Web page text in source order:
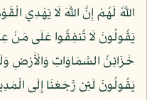
يَقُولُونَ لَا تُنفِقُوا عَلَى مَنْ
يَقُولُونَ لَئِن رَّجَعْنَا إِلَى